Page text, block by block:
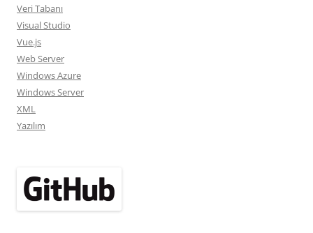
Veri Tabanı
Visual Studio
Vue.js
Web Server
Windows Azure
Windows Server
XML
Yazılım